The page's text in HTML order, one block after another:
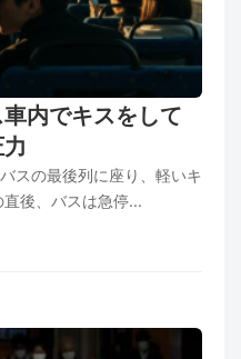
内でキスをして
スの最後列に座り、軽いキ
後、バスは急停...